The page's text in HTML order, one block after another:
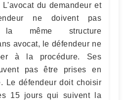
du demandeur et
ne doivent pas
même structure
avocat, le défendeur ne
à la procédure. Ses
pas être prises en
Le défendeur doit choisir
15 jours qui suivent la